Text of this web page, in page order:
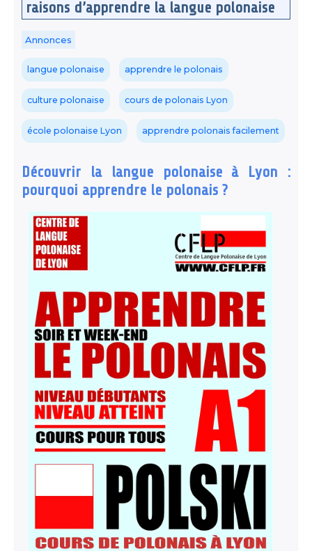
raisons d’apprendre la langue polonaise
Annonces
langue polonaise apprendre le polonais
culture polonaise cours de polonais Lyon
école polonaise Lyon apprendre polonais facilement
Découvrir la langue polonaise à Lyon :
pourquoi apprendre le polonais ?